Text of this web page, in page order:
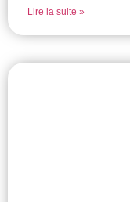
Lire la suite »